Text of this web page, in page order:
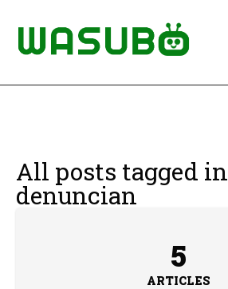
All posts tagged in
denuncian
5
ARTICLES